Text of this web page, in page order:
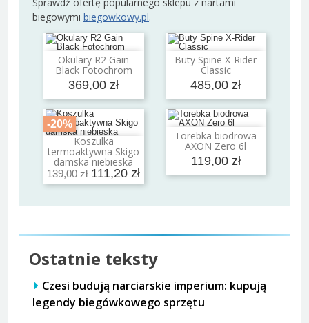
biegowymi biegowkowy.pl.
Okulary R2 Gain
Black Fotochrom
369,00 zł
Dodaj do koszyka Buty Spine X-Rider
Classic
485,00 zł
Dodaj do koszyka
-20%
Koszulka
termoaktywna Skigo
damska niebieska
139,00 zł 111,20 zł
Dodaj do koszyka
Torebka biodrowa
AXON Zero 6l
119,00 zł
Dodaj do koszyka
Ostatnie teksty
Czesi budują narciarskie imperium: kupują
legendy biegówkowego sprzętu